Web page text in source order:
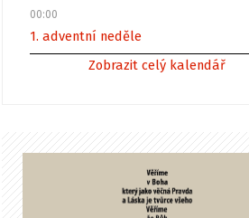
00:00
1. adventní neděle
Zobrazit celý kalendář